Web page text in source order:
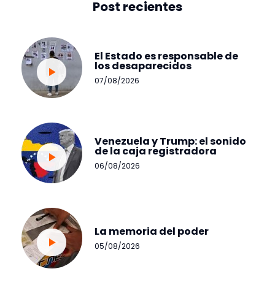
Post recientes
El Estado es responsable de
los desaparecidos
07/08/2026
Venezuela y Trump: el sonido
de la caja registradora
06/08/2026
La memoria del poder
05/08/2026